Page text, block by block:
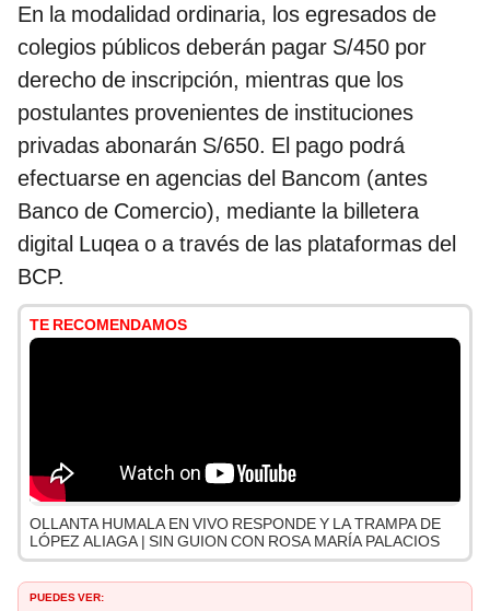
En la modalidad ordinaria, los egresados de
colegios públicos deberán pagar S/450 por
derecho de inscripción, mientras que los
postulantes provenientes de instituciones
privadas abonarán S/650. El pago podrá
efectuarse en agencias del Bancom (antes
Banco de Comercio), mediante la billetera
digital Luqea o a través de las plataformas del
BCP.
TE RECOMENDAMOS
OLLANTA HUMALA EN VIVO RESPONDE Y LA TRAMPA DE
LÓPEZ ALIAGA | SIN GUION CON ROSA MARÍA PALACIOS
PUEDES VER: